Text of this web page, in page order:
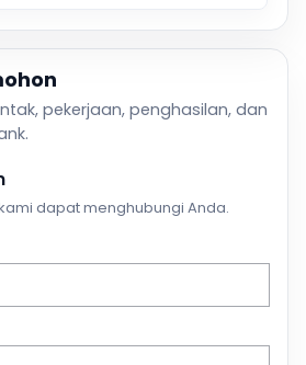
pekerjaan, penghasilan, dan
dapat menghubungi Anda.